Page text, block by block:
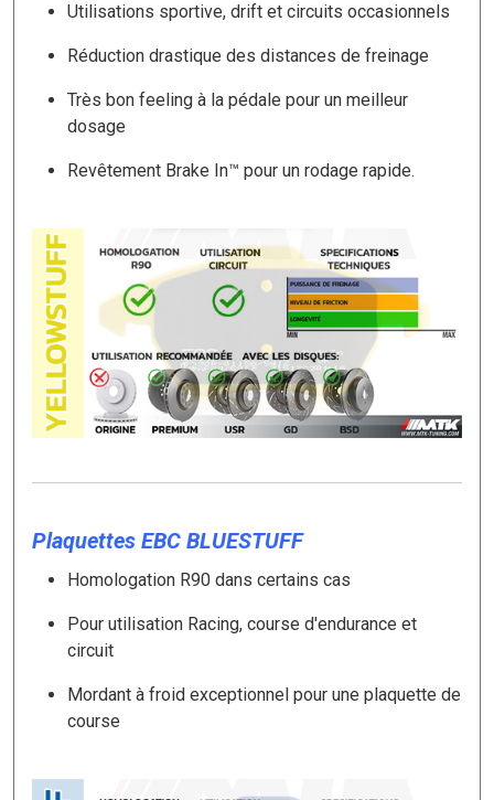
Utilisations sportive, drift et circuits occasionnels
Réduction drastique des distances de freinage
Très bon feeling à la pédale pour un meilleur
dosage
Revêtement Brake In™ pour un rodage rapide.
Plaquettes EBC BLUESTUFF
Homologation R90 dans certains cas
Pour utilisation Racing, course d'endurance et
circuit
Mordant à froid exceptionnel pour une plaquette de
course